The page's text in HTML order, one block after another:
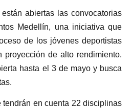
abiertas las convocatorias
Medellín, una iniciativa que
de los jóvenes deportistas
de alto rendimiento.
hasta el 3 de mayo y busca
tendrán en cuenta 22 disciplinas